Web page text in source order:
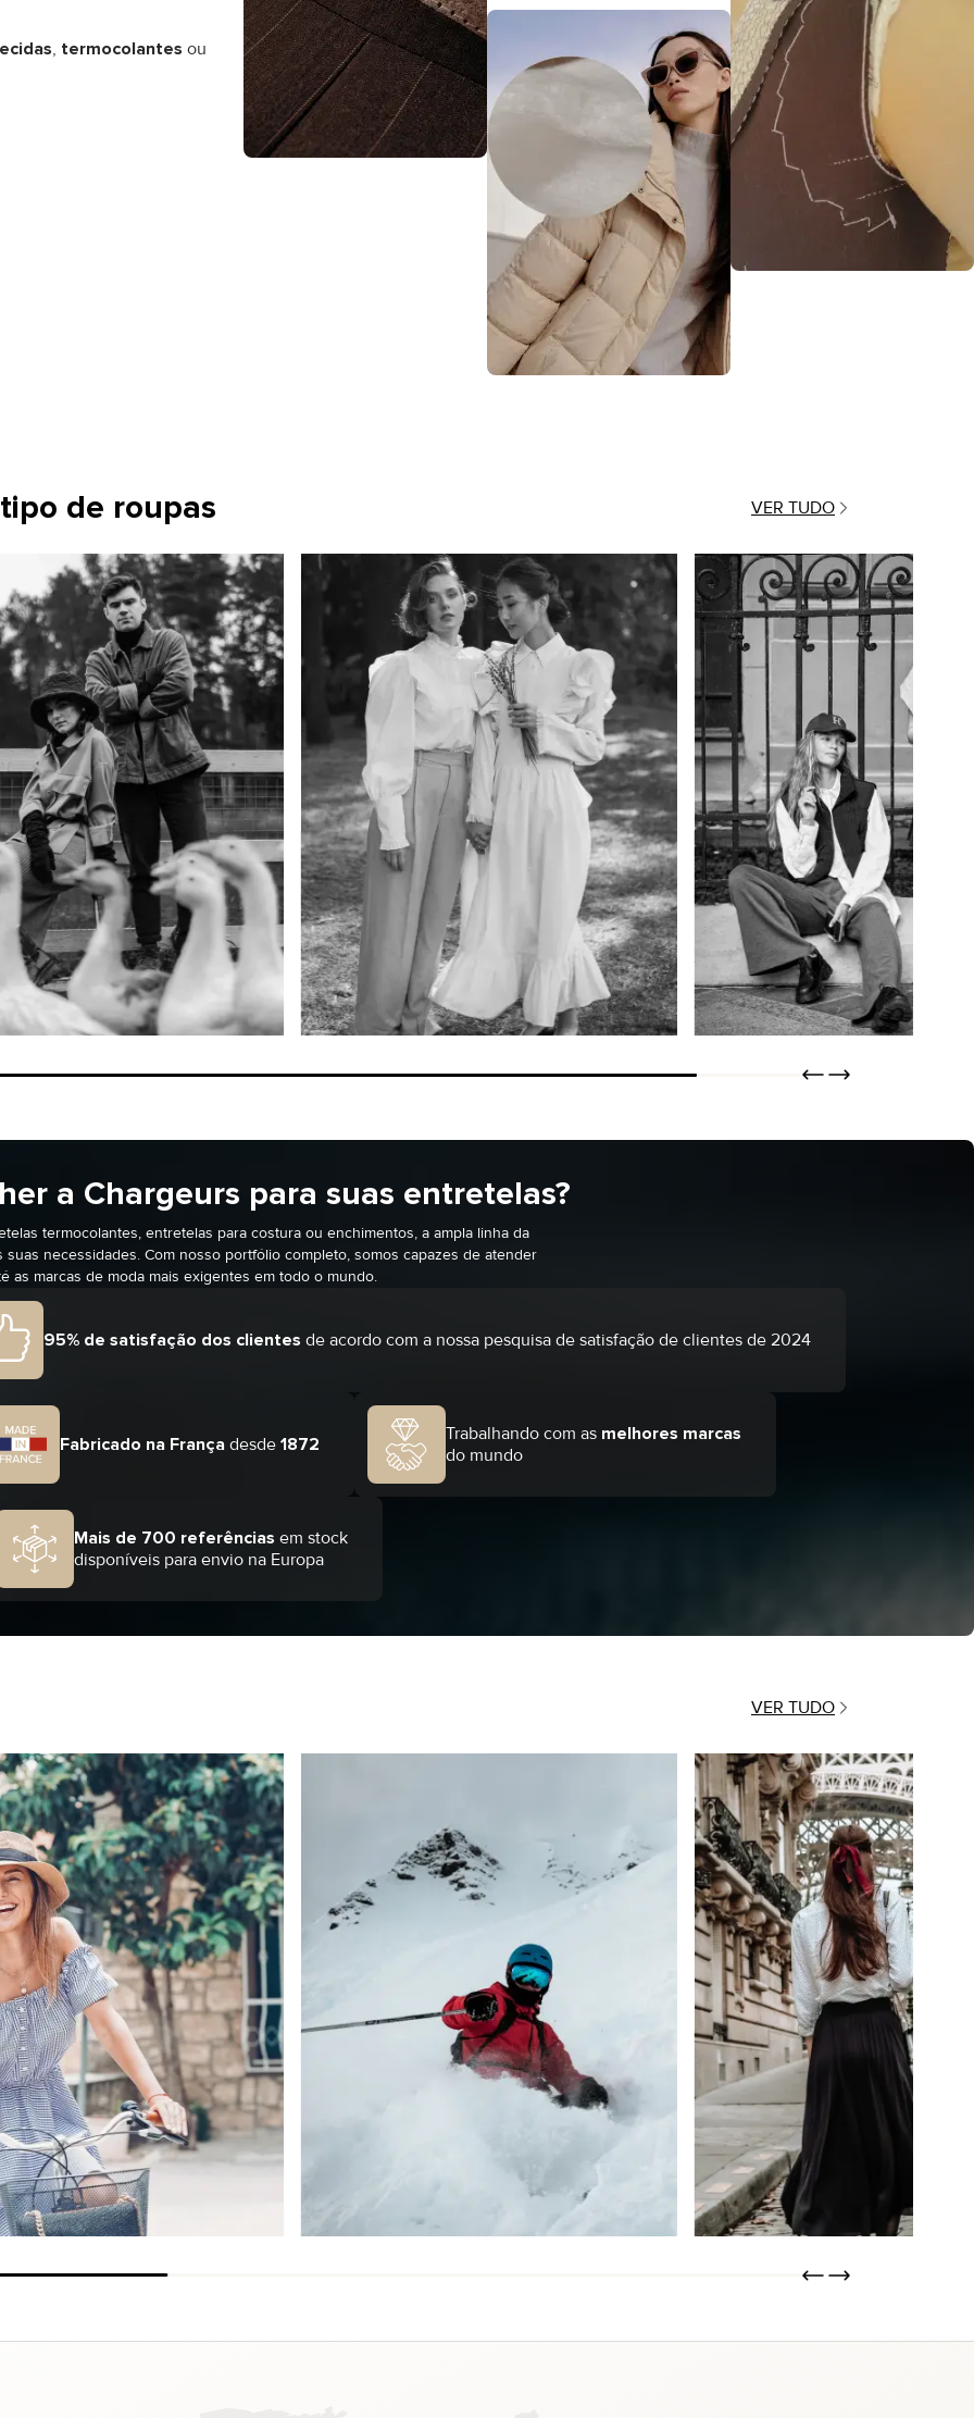
, termocolantes ou
de roupas VER TUDO
a Chargeurs para suas entretelas?
termocolantes, entretelas para costura ou enchimentos, a ampla linha da
suas necessidades. Com nosso portfólio completo, somos capazes de atender
as marcas de moda mais exigentes em todo o mundo.
95% de satisfação dos clientes de acordo com a nossa pesquisa de satisfação de clientes de 2024
Fabricado na França desde 1872 Trabalhando com as melhores marcas
do mundo
Mais de 700 referências em stock
disponíveis para envio na Europa
VER TUDO